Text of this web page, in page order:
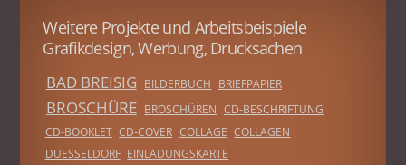
Weitere Projekte und Arbeitsbeispiele
Grafikdesign, Werbung, Drucksachen
BAD BREISIG BILDERBUCH BRIEFPAPIER
BROSCHÜRE BROSCHÜREN CD-BESCHRIFTUNG
CD-BOOKLET CD-COVER COLLAGE COLLAGEN
DUESSELDORF EINLADUNGSKARTE